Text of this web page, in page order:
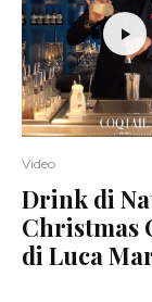
Video
Drink di
Christmas
di Luca